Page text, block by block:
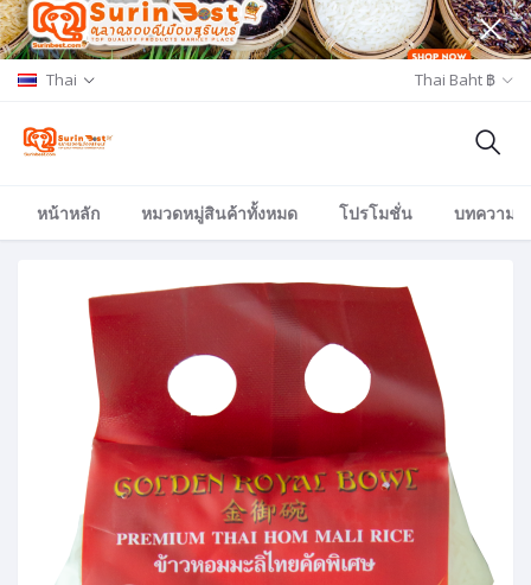
Thai Thai Baht ฿
หน้าหลัก หมวดหมู่สินค้าทั้งหมด โปรโมชั่น บทความ/